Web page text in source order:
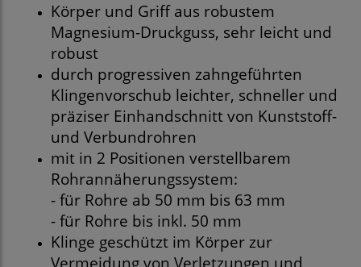
Körper und Griff aus robustem
Magnesium-Druckguss, sehr leicht und
robust
durch progressiven zahngeführten
Klingenvorschub leichter, schneller und
präziser Einhandschnitt von Kunststoff-
und Verbundrohren
mit in 2 Positionen verstellbarem
Rohrannäherungssystem:
- für Rohre ab 50 mm bis 63 mm
- für Rohre bis inkl. 50 mm
Klinge geschützt im Körper zur
Vermeidung von Verletzungen und